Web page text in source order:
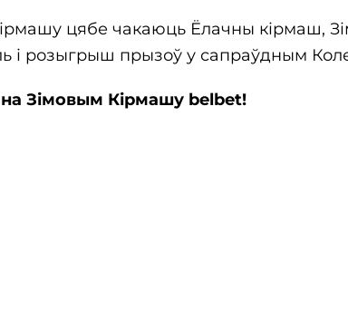
цябе чакаюць Ёлачны кірмаш,
і розыгрыш прызоў у сапраўдным
Зімовым Кірмашу belbet!